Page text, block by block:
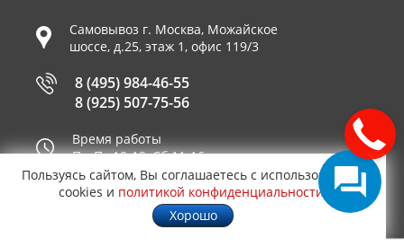
Самовывоз г. Москва, Можайское
шоссе, д.25, этаж 1, офис 119/3
8 (495) 984-46-55
8 (925) 507-75-56
Время работы
Пн-Пт 10-19, Сб 11-16
Принимаем к оплате
Пользуясь сайтом, Вы соглашаетесь с использованием
cookies и политикой конфиденциальности
Хорошо